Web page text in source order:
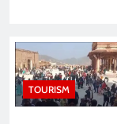
TOURISM